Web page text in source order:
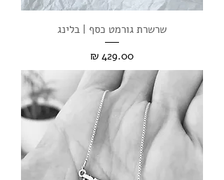
שרשרת גורמט כסף | בלינג
מחיר